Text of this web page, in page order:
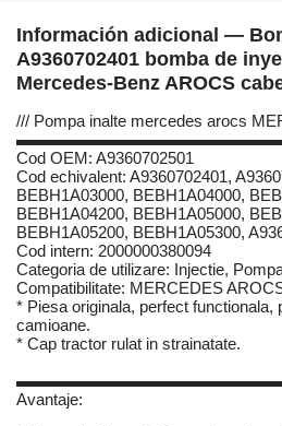
Información adicional —
A9360702401 bomba de
Mercedes-Benz AROCS
/// Pompa inalte mercedes arocs
Cod OEM: A9360702501
Cod echivalent: A9360702401,
BEBH1A03000, BEBH1A04000,
BEBH1A04200, BEBH1A05000,
BEBH1A05200, BEBH1A05300,
Cod intern: 2000000380094
Categoria de utilizare: Injectie,
Compatibilitate: MERCEDES
* Piesa originala, perfect functionala,
camioane.
* Cap tractor rulat in strainatate.
Avantaje: